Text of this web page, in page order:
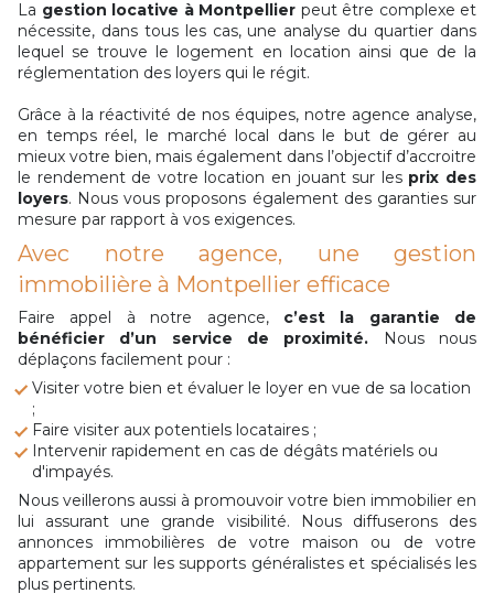
La gestion locative à Montpellier peut être complexe et
nécessite, dans tous les cas, une analyse du quartier dans
lequel se trouve le logement en location ainsi que de la
réglementation des loyers qui le régit.
Grâce à la réactivité de nos équipes, notre agence analyse,
en temps réel, le marché local dans le but de gérer au
mieux votre bien, mais également dans l’objectif d’accroitre
le rendement de votre location en jouant sur les prix des
loyers. Nous vous proposons également des garanties sur
mesure par rapport à vos exigences.
Avec notre agence, une gestion
immobilière à Montpellier efficace
Faire appel à notre agence, c’est la garantie de
bénéficier d’un service de proximité. Nous nous
déplaçons facilement pour :
Visiter votre bien et évaluer le loyer en vue de sa location
;
Faire visiter aux potentiels locataires ;
Intervenir rapidement en cas de dégâts matériels ou
d'impayés.
Nous veillerons aussi à promouvoir votre bien immobilier en
lui assurant une grande visibilité. Nous diffuserons des
annonces immobilières de votre maison ou de votre
appartement sur les supports généralistes et spécialisés les
plus pertinents.